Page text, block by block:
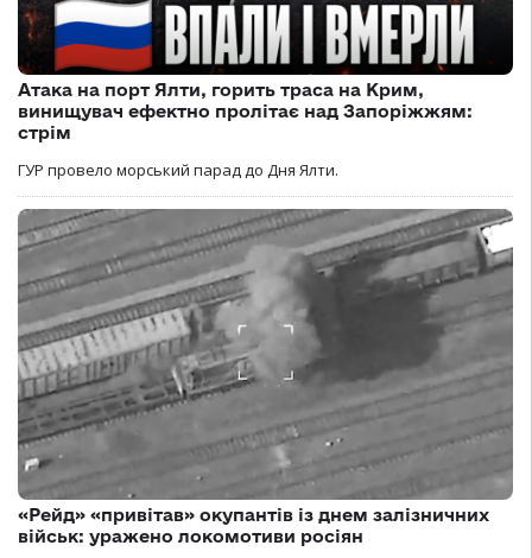
Атака на порт Ялти, горить траса на Крим,
винищувач ефектно пролітає над Запоріжжям:
стрім
ГУР провело морський парад до Дня Ялти.
«Рейд» «привітав» окупантів із днем залізничних
військ: уражено локомотиви росіян